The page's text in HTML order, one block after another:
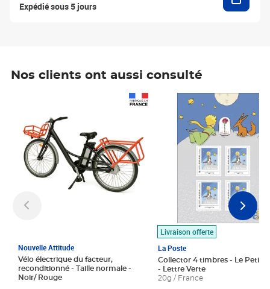
Expédié sous 5 jours
Nos clients ont aussi consulté
Nouvelle Attitude
Vélo électrique du facteur,
reconditionné - Taille normale -
Noir/ Rouge
Livraison offerte
La Poste
Collector 4 timbres - Le Petit
- Lettre Verte
20g / France
Prix 7,50€